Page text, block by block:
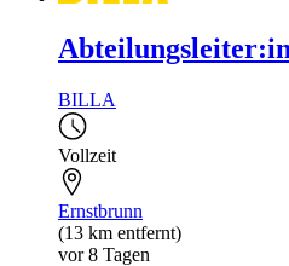
BILLA
Vollzeit
Ernstbrunn
(13 km entfernt)
vor 8 Tagen